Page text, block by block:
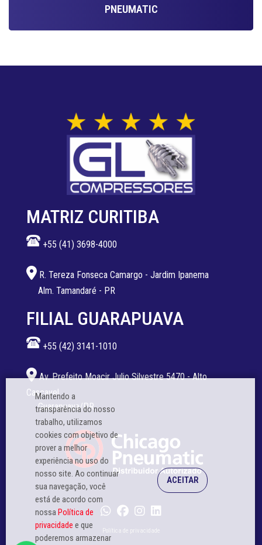
PNEUMATIC
MATRIZ CURITIBA
+55 (41) 3698-4000
R. Tereza Fonseca Camargo - Jardim Ipanema
Alm. Tamandaré - PR
FILIAL GUARAPUAVA
+55 (42) 3141-1010
Av. Prefeito Moacir Julio Silvestre 5470 - Alto
Cascavel
Guarapuava/PR
Política de privacidade
Mantendo a
transparência do nosso
trabalho, utilizamos
cookies com objetivo de
prover a melhor
experiência no uso do
nosso site. Ao continuar
sua navegação, você
está de acordo com
nossaPolítica de
privacidade e que
poderemos armazenar